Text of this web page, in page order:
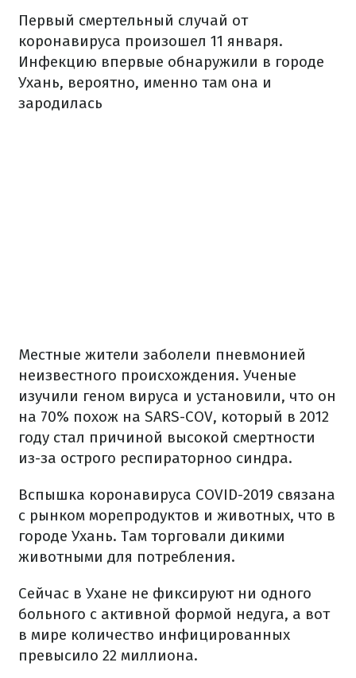
Первый смертельный случай от
коронавируса произошел 11 января.
Инфекцию впервые обнаружили в городе
Ухань, вероятно, именно там она и
зародилась
Местные жители заболели пневмонией
неизвестного происхождения. Ученые
изучили геном вируса и установили, что он
на 70% похож на SARS-COV, который в 2012
году стал причиной высокой смертности
из-за острого респираторноо синдра.
Вспышка коронавируса COVID-2019 связана
с рынком морепродуктов и животных, что в
городе Ухань. Там торговали дикими
животными для потребления.
Сейчас в Ухане не фиксируют ни одного
больного с активной формой недуга, а вот
в мире количество инфицированных
превысило 22 миллиона.